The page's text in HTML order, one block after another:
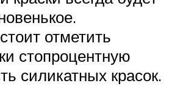
отметить
стопроцентную
силикатных красок.